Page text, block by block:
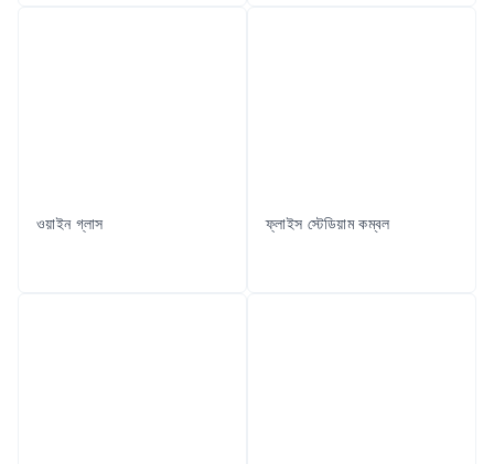
ওয়াইন গ্লাস ফ্লাইস স্টেডিয়াম কম্বল